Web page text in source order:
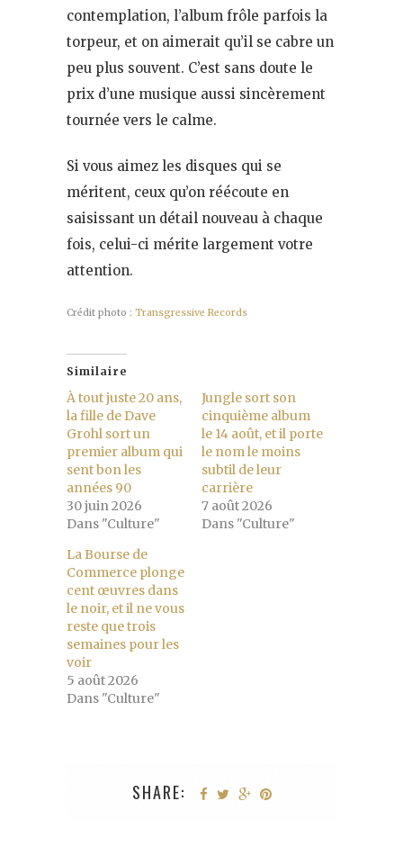
contemplation, l’album frôle parfois la
torpeur, et on aimerait qu’il se cabre un
peu plus souvent. C’est sans doute le
prix d’une musique aussi sincèrement
tournée vers le calme.
Si vous aimez les disques qui se
méritent, ceux qu’on réécoute en
saisissant un détail nouveau à chaque
fois, celui-ci mérite largement votre
attention.
Crédit photo : Transgressive Records
Similaire
À tout juste 20 ans,
la fille de Dave
Grohl sort un
premier album qui
sent bon les
années 90
30 juin 2026
Dans "Culture"
Jungle sort son
cinquième album
le 14 août, et il porte
le nom le moins
subtil de leur
carrière
7 août 2026
Dans "Culture"
La Bourse de
Commerce plonge
cent œuvres dans
le noir, et il ne vous
reste que trois
semaines pour les
voir
5 août 2026
Dans "Culture"
SHARE: